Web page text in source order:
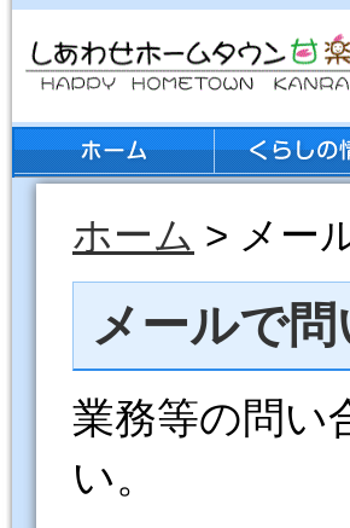
ホーム > メー
メールで
業務等の問い
い。